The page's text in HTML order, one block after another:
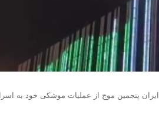
ایران پنجمین موج از عملیات موشکی خود به